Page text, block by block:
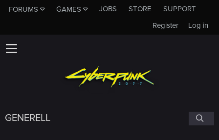
FORUMS GAMES JOBS STORE
SUPPORT
Log in
Register
GENERELL